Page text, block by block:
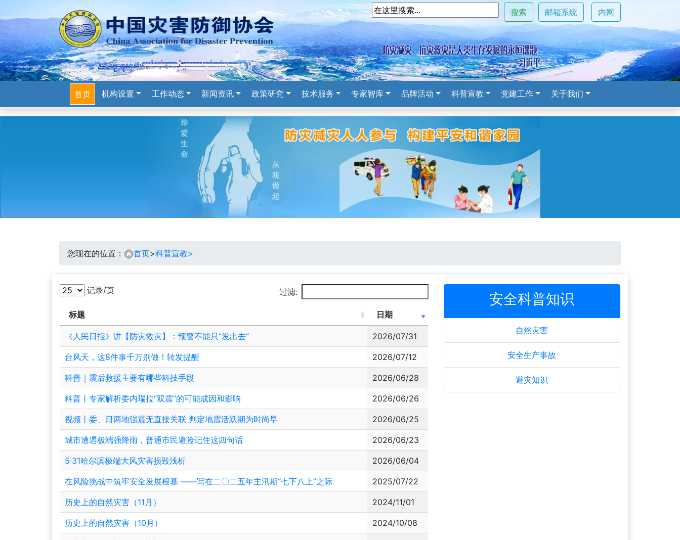
搜索 邮箱系统 内网
首页 机构设置 工作动态 新闻资讯 政策研究 技术服务 专家智库 品牌活动 科普宣教 党建工作 关于我们
您现在的位置： 首页>科普宣教>
记录/页 过滤:
标题 日期
《人民日报》讲【防灾救灾】：预警不能只“发出去” 2026/07/31
台风天，这8件事千万别做！转发提醒 2026/07/12
科普｜震后救援主要有哪些科技手段 2026/06/28
科普丨专家解析委内瑞拉“双震”的可能成因和影响 2026/06/26
视频丨委、日两地强震无直接关联 判定地震活跃期为时尚早 2026/06/25
城市遭遇极端强降雨，普通市民避险记住这四句话 2026/06/23
5·31哈尔滨极端大风灾害损毁浅析 2026/06/04
在风险挑战中筑牢安全发展根基 ——写在二〇二五年主汛期“七下八上”之际 2025/07/22
历史上的自然灾害（11月） 2024/11/01
历史上的自然灾害（10月） 2024/10/08
安全科普知识
自然灾害
安全生产事故
避灾知识